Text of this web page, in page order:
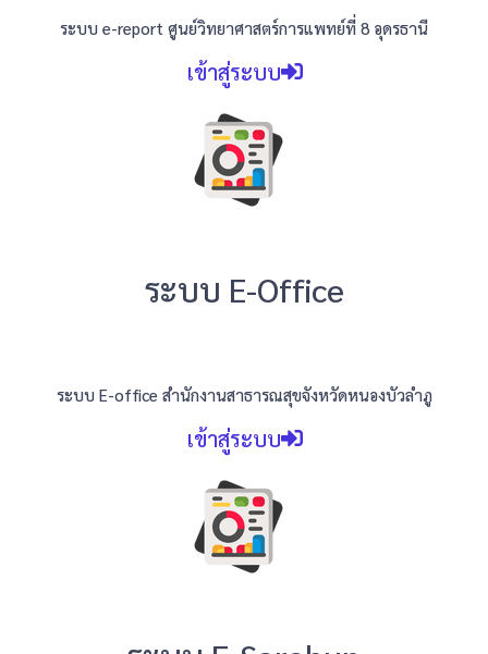
ระบบ e-report ศูนย์วิทยาศาสตร์การแพทย์ที่ 8 อุดรธานี
เข้าสู่ระบบ
ระบบ E-Office
ระบบ E-office สำนักงานสาธารณสุขจังหวัดหนองบัวลำภู
เข้าสู่ระบบ